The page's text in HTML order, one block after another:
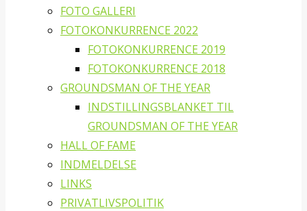
FOTO GALLERI
FOTOKONKURRENCE 2022
FOTOKONKURRENCE 2019
FOTOKONKURRENCE 2018
GROUNDSMAN OF THE YEAR
INDSTILLINGSBLANKET TIL
GROUNDSMAN OF THE YEAR
HALL OF FAME
INDMELDELSE
LINKS
PRIVATLIVSPOLITIK